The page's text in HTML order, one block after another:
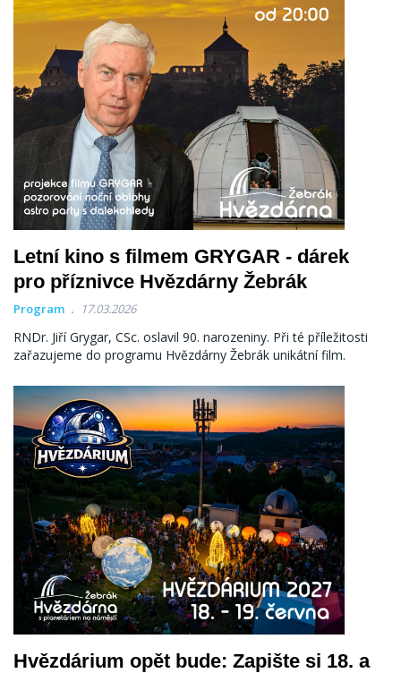
Letní kino s filmem GRYGAR - dárek
pro příznivce Hvězdárny Žebrák
Program 17.03.2026
RNDr. Jiří Grygar, CSc. oslavil 90. narozeniny. Při té příležitosti
zařazujeme do programu Hvězdárny Žebrák unikátní film.
Hvězdárium opět bude: Zapište si 18. a